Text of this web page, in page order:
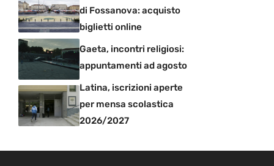
di Fossanova: acquisto
biglietti online
Gaeta, incontri religiosi:
appuntamenti ad agosto
Latina, iscrizioni aperte
per mensa scolastica
2026/2027